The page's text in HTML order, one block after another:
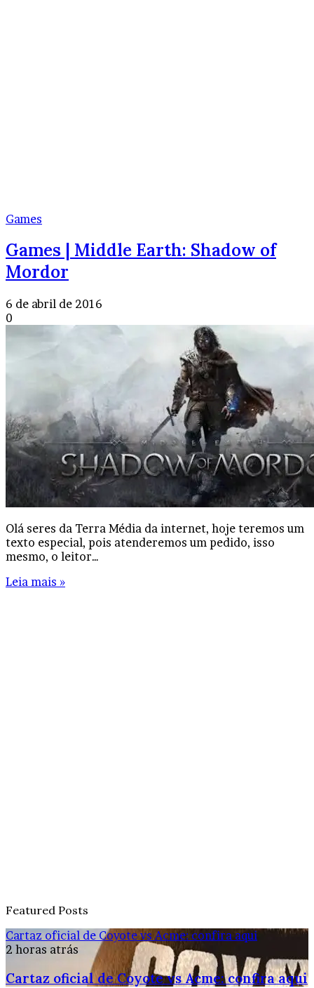
Games
Games | Middle Earth: Shadow of
Mordor
6 de abril de 2016
0
Olá seres da Terra Média da internet, hoje teremos um
texto especial, pois atenderemos um pedido, isso
mesmo, o leitor…
Leia mais »
Featured Posts
Cartaz oficial de Coyote vs Acme: confira aqui
2 horas atrás
Cartaz oficial de Coyote vs Acme: confira aqui